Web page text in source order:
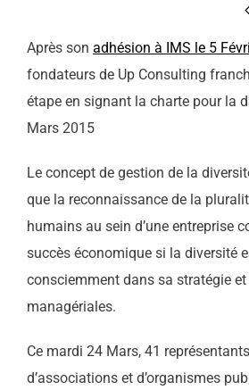
Après son adhésion à IMS le 5
fondateurs de Up Consulting
étape en signant la charte pour la
Mars 2015
Le concept de gestion de la
que la reconnaissance de la
humains au sein d’une entreprise
succès économique si la diversité
consciemment dans sa stratégie
managériales.
Ce mardi 24 Mars, 41
d’associations et d’organismes